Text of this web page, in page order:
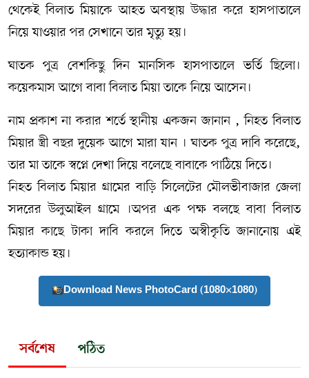
থেকেই বিলাত মিয়াকে আহত অবস্থায় উদ্ধার করে হাসপাতালে
নিয়ে যাওয়ার পর সেখানে তার মৃত্যু হয়।
ঘাতক পুত্র বেশকিছু দিন মানসিক হাসপাতালে ভর্তি ছিলো।
কয়েকমাস আগে বাবা বিলাত মিয়া তাকে নিয়ে আসেন।
নাম প্রকাশ না করার শর্তে স্থানীয় একজন জানান , নিহত বিলাত
মিয়ার স্ত্রী বছর দুয়েক আগে মারা যান । ঘাতক পুত্র দাবি করেছে,
তার মা তাকে স্বপ্নে দেখা দিয়ে বলেছে বাবাকে পাঠিয়ে দিতে।
নিহত বিলাত মিয়ার গ্রামের বাড়ি সিলেটের মৌলভীবাজার জেলা
সদরের উলুআইল গ্রামে ।অপর এক পক্ষ বলছে বাবা বিলাত
মিয়ার কাছে টাকা দাবি করলে দিতে অস্বীকৃতি জানানোয় এই
হত‍্যাকান্ড হয়।
Download News PhotoCard (1080×1080)
সর্বশেষ পঠিত